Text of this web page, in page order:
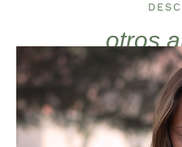
otros